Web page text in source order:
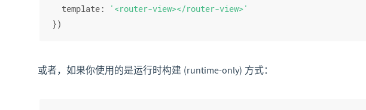
template :
'<router-view></router-view>'
})
或者，如果你使用的是运行时构建 (runtime-only) 方式：